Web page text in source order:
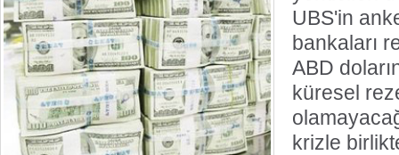
UBS'in
bankaları
ABD
küresel
krizle